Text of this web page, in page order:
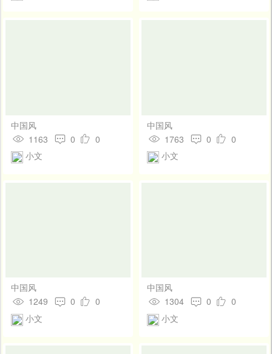
中国风
1163
0
0
小文
中国风
1763
0
0
小文
中国风
1249
0
0
小文
中国风
1304
0
0
小文